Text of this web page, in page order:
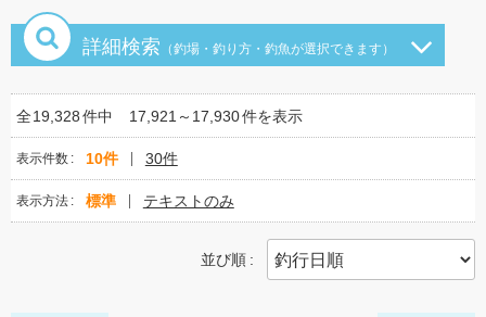
詳細検索 （釣場・釣り方・釣魚が選択できます）
全19,328件中 17,921～17,930件を表示
表示件数 10件 30件
表示方法 標準 テキストのみ
並び順